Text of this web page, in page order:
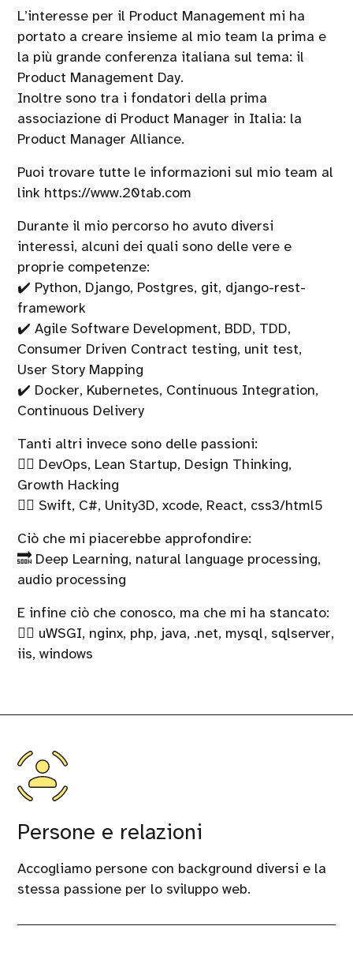
L’interesse per il Product Management mi ha
portato a creare insieme al mio team la prima e
la più grande conferenza italiana sul tema: il
Product Management Day.
Inoltre sono tra i fondatori della prima
associazione di Product Manager in Italia: la
Product Manager Alliance.
Puoi trovare tutte le informazioni sul mio team al
link https://www.20tab.com
Durante il mio percorso ho avuto diversi
interessi, alcuni dei quali sono delle vere e
proprie competenze:
✔️ Python, Django, Postgres, git, django-rest-
framework
✔️ Agile Software Development, BDD, TDD,
Consumer Driven Contract testing, unit test,
User Story Mapping
✔️ Docker, Kubernetes, Continuous Integration,
Continuous Delivery
Tanti altri invece sono delle passioni:
👍🏻 DevOps, Lean Startup, Design Thinking,
Growth Hacking
👍🏻 Swift, C#, Unity3D, xcode, React, css3/html5
Ciò che mi piacerebbe approfondire:
🔜 Deep Learning, natural language processing,
audio processing
E infine ciò che conosco, ma che mi ha stancato:
👎🏻 uWSGI, nginx, php, java, .net, mysql, sqlserver,
iis, windows
Persone e relazioni
Accogliamo persone con background diversi e la
stessa passione per lo sviluppo web.